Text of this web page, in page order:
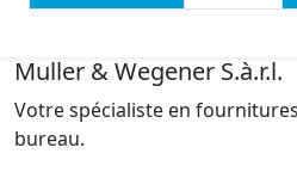
Muller & Wegener S.à.r.l.
Votre spécialiste en
bureau.